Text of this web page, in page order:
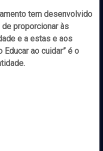
tem desenvolvido
proporcionar às
e a estas e aos
Educar ao cuidar” é o